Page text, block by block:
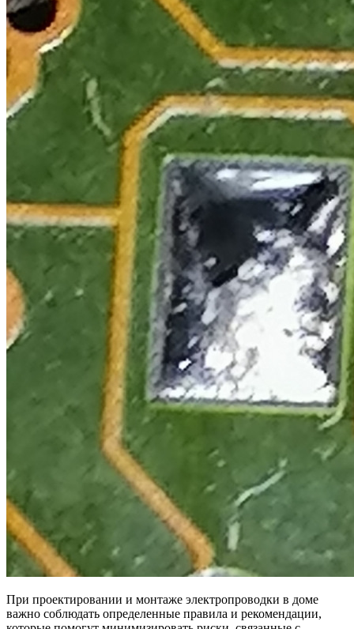
При проектировании и монтаже электропроводки в доме
важно соблюдать определенные правила и рекомендации,